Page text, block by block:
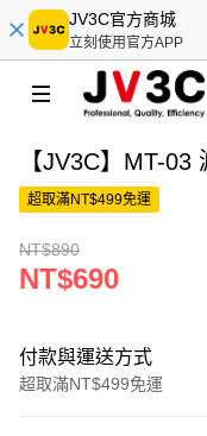
JV3C官方商城
立刻使用官方APP
【JV3C】MT-
超取滿NT$499免運
NT$890
NT$690
付款與運送方式
超取滿NT$499免運